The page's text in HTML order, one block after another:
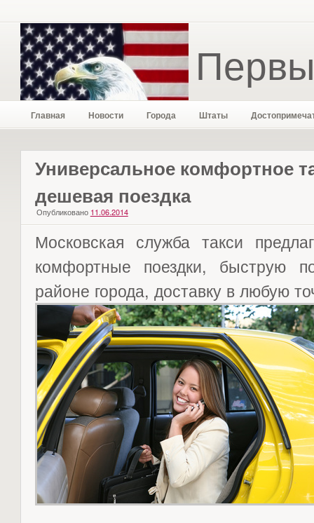
Главная Новости Города Штаты
Универсальное комфортное
дешевая поездка
Опубликовано 11.06.2014
Московская служба такси
комфортные поездки, быструю
районе города, доставку в любую